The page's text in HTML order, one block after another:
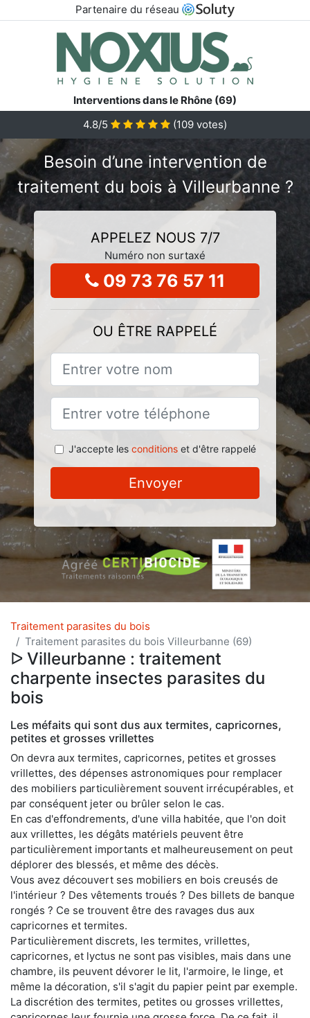
Partenaire du réseau
Interventions dans le Rhône (69)
4.8/5
(109 votes)
Besoin d’une intervention de
traitement du bois à Villeurbanne ?
APPELEZ NOUS 7/7
Numéro non surtaxé
09 73 76 57 11
OU ÊTRE RAPPELÉ
J'accepte les conditionset d'être rappelé
Envoyer
Traitement parasites du bois
Traitement parasites du bois Villeurbanne (69)
ᐅ Villeurbanne : traitement
charpente insectes parasites du
bois
Les méfaits qui sont dus aux termites, capricornes,
petites et grosses vrillettes
On devra aux termites, capricornes, petites et grosses
vrillettes, des dépenses astronomiques pour remplacer
des mobiliers particulièrement souvent irrécupérables, et
par conséquent jeter ou brûler selon le cas.
En cas d'effondrements, d'une villa habitée, que l'on doit
aux vrillettes, les dégâts matériels peuvent être
particulièrement importants et malheureusement on peut
déplorer des blessés, et même des décès.
Vous avez découvert ses mobiliers en bois creusés de
l'intérieur ? Des vêtements troués ? Des billets de banque
rongés ? Ce se trouvent être des ravages dus aux
capricornes et termites.
Particulièrement discrets, les termites, vrillettes,
capricornes, et lyctus ne sont pas visibles, mais dans une
chambre, ils peuvent dévorer le lit, l'armoire, le linge, et
même la décoration, s'il s'agit du papier peint par exemple.
La discrétion des termites, petites ou grosses vrillettes,